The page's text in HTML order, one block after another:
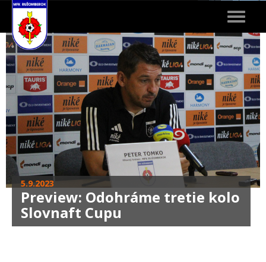
Toggle
5.9.2023
Preview: Odohráme tretie kolo
Slovnaft Cupu